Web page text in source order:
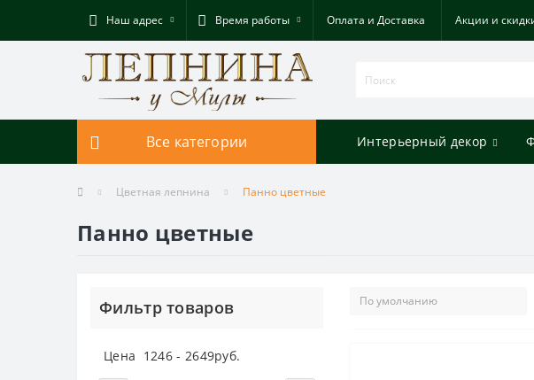
Наш адрес Время работы Оплата и Доставка Акции и
Все категории Интерьерный декор
Цветная лепнина Панно цветные
Панно цветные
Фильтр товаров
Цена 1246 - 2649руб.